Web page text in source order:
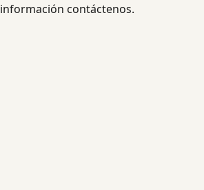
información contáctenos.